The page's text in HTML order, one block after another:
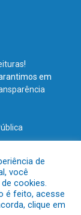
!
em
de Terra Santa.
de
você
cookies.
é feito, acesse
clique em